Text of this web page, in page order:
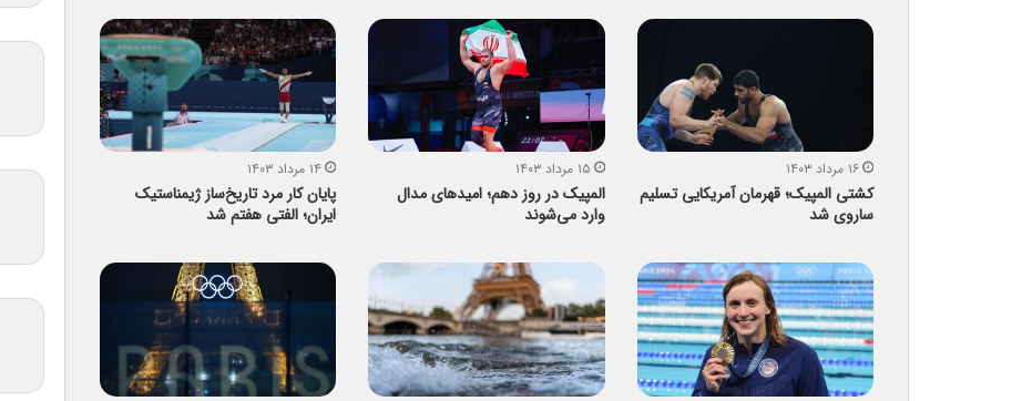
۱۶ مرداد ۱۴۰۳
کشتی المپیک؛ قهرمان آمریکایی تسلیم
ساروی شد
۱۵ مرداد ۱۴۰۳
المپیک در روز دهم؛ امیدهای مدال
وارد می‌شوند
۱۴ مرداد ۱۴۰۳
پایان کار مرد تاریخ‌ساز ژیمناستیک
ایران؛ الفتی هفتم شد